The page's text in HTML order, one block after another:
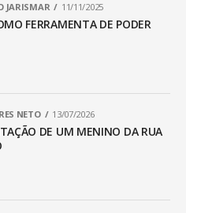
JARISMAR 11/11/2025
FERRAMENTA DE PODER
NETO 13/07/2026
DE UM MENINO DA RUA